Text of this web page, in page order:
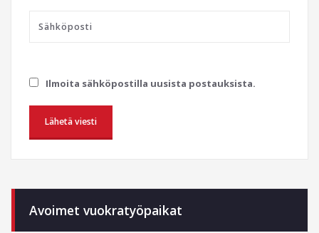
Ilmoita sähköpostilla uusista postauksista.
Avoimet vuokratyöpaikat